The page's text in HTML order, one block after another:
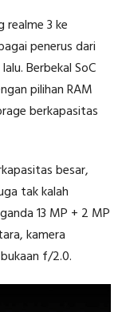
3 ke
penerus dari
Berbekal SoC
pilihan RAM
berkapasitas
besar,
tak kalah
13 MP + 2 MP
kamera
f/2.0.